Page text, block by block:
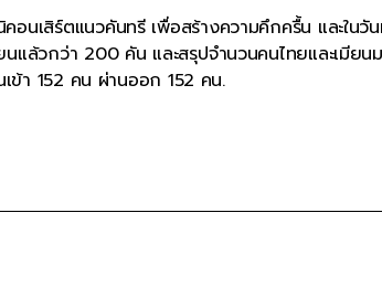
นเสิร์ตแนวคันทรี เพื่อสร้างความคึกครื้น และในวั
ล้วกว่า 200 คัน และสรุปจำนวนคนไทยและเมียน
ข้า 152 คน ผ่านออก 152 คน.